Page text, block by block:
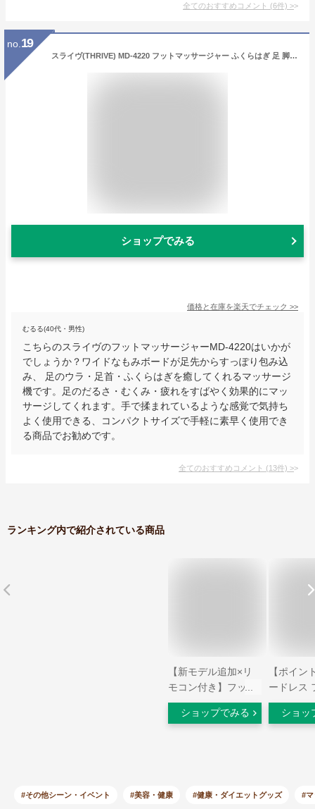
全てのおすすめコメント (6件) >
no. 19
スライヴ(THRIVE) MD-4220 フットマッサージャー ふくらはぎ 足 脚 足裏 足首 スライブ マッサージ機 むくみ だるさ もみギアスマート もみボード ローラー しぼり上げ リラックス コンパクト 健康器具
ショップでみる
価格と在庫を楽天でチェック >>
むるる(40代・男性)
こちらのスライヴのフットマッサージャーMD-4220はいかが
でしょうか？ワイドなもみボードが足先からすっぽり包み込
み、 足のウラ・足首・ふくらはぎを癒してくれるマッサージ
機です。足のだるさ・むくみ・疲れをすばやく効果的にマッ
サージしてくれます。手で揉まれているような感覚で気持ち
よく使用できる、コンパクトサイズで手軽に素早く使用でき
る商品でお勧めです。
全てのおすすめコメント (13件) >
ランキング内で紹介されている商品
【新モデル追加×リ
モコン付き】フット
マッサージ機 足裏
フットマッサージ器
足マッサージ 脚マッ
ショップでみる
【ポイン
ードレス
サージャ
ぎゅ AX-
疲労 冷え
ショッ
#その他シーン・イベント #美容・健康 #健康・ダイエットグッズ #マ